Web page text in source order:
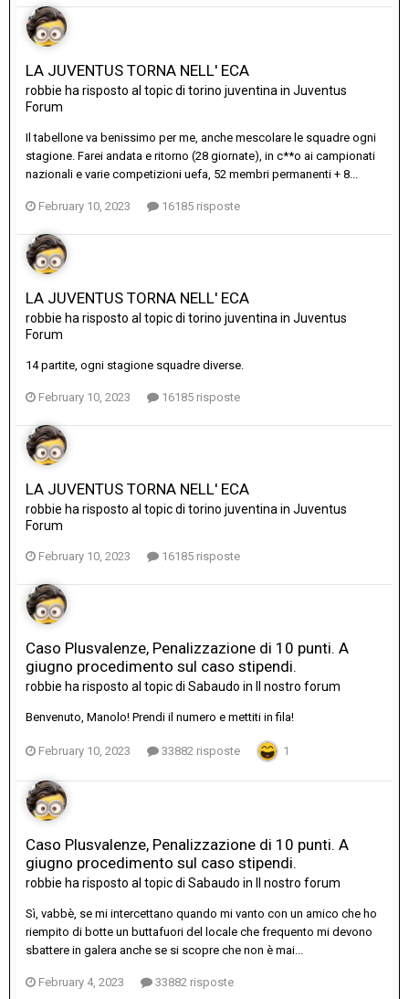
LA JUVENTUS TORNA NELL' ECA
robbie ha risposto al topic di torino juventina in Juventus
Forum
Il tabellone va benissimo per me, anche mescolare le squadre ogni
stagione. Farei andata e ritorno (28 giornate), in c**o ai campionati
nazionali e varie competizioni uefa, 52 membri permanenti + 8...
February 10, 2023 16185 risposte
LA JUVENTUS TORNA NELL' ECA
robbie ha risposto al topic di torino juventina in Juventus
Forum
14 partite, ogni stagione squadre diverse.
February 10, 2023 16185 risposte
LA JUVENTUS TORNA NELL' ECA
robbie ha risposto al topic di torino juventina in Juventus
Forum
February 10, 2023 16185 risposte
Caso Plusvalenze, Penalizzazione di 10 punti. A
giugno procedimento sul caso stipendi.
robbie ha risposto al topic di Sabaudo in Il nostro forum
Benvenuto, Manolo! Prendi il numero e mettiti in fila!
February 10, 2023 33882 risposte 1
Caso Plusvalenze, Penalizzazione di 10 punti. A
giugno procedimento sul caso stipendi.
robbie ha risposto al topic di Sabaudo in Il nostro forum
Sì, vabbè, se mi intercettano quando mi vanto con un amico che ho
riempito di botte un buttafuori del locale che frequento mi devono
sbattere in galera anche se si scopre che non è mai...
February 4, 2023 33882 risposte